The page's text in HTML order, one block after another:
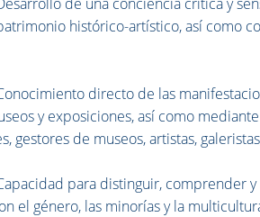
histórico-artístico, así como
directo de las
y exposiciones, así como
gestores de museos, artistas,
para distinguir, comprender
el género, las minorías y la